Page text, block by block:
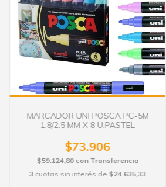
MARCADOR UNI POSCA PC-5M
1.8/2.5 MM X 8 U.PASTEL
$73.906
$59.124,80 con Transferencia
3 cuotas sin interés de $24.635,33